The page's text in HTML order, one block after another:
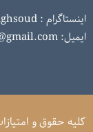
اینستاگرام : rahemaghsoud
ایمیل: rahemaghsoud@gmail.com
کلیه حقوق و